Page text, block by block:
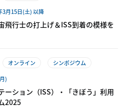
3月15日(土) 以降
飛行士の打上げ＆ISS到着の模様を
オンライン
シンポジウム
)
ーション（ISS）・「きぼう」利用
2025